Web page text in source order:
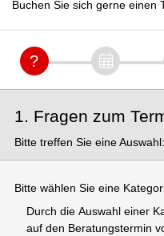
Buchen Sie sich gerne einen
1. Fragen zum
Bitte treffen Sie eine Auswahl:
Bitte wählen Sie eine
Durch die Auswahl einer
auf den Beratungstermin